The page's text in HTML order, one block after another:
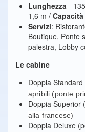
Lunghezza -
1,6 m /
Servizi:
Boutique, Ponte
palestra, Lobby
Le cabine
Doppia
apribili (ponte
Doppia Superior
alla francese)
Doppia Deluxe